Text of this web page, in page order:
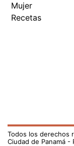
Mujer
Recetas
Todos los derechos
Ciudad de Panamá -